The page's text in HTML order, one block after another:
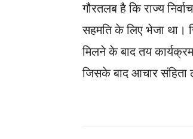
गौरतलब है कि राज्य
सहमति के लिए भेजा था।
मिलने के बाद तय
जिसके बाद आचार संहिता